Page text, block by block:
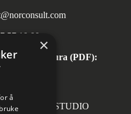
57 10 00
faktura (PDF):
STUDIO
×
å